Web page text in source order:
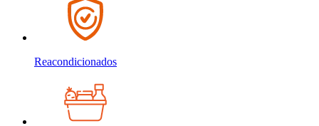
Reacondicionados